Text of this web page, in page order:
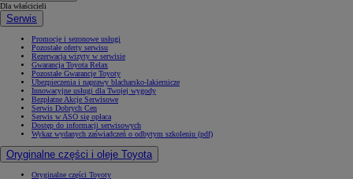
Dla właścicieli
Serwis
Promocje i sezonowe usługi
Pozostałe oferty serwisu
Rezerwacja wizyty w serwisie
Gwarancja Toyota Relax
Pozostałe Gwarancje Toyoty
Ubezpieczenia i naprawy blacharsko-lakiernicze
Innowacyjne usługi dla Twojej wygody
Bezpłatne Akcje Serwisowe
Serwis Dobrych Cen
Serwis w ASO się opłaca
Dostęp do informacji serwisowych
Wykaz wydanych zaświadczeń o odbytym szkoleniu (pdf)
Oryginalne części i oleje Toyota
Oryginalne części Toyoty